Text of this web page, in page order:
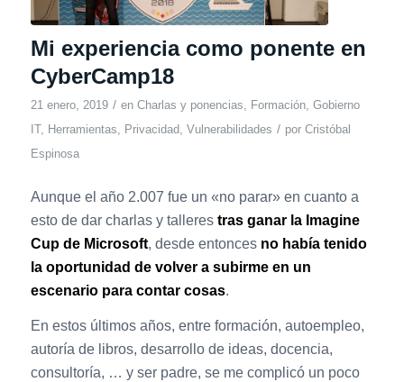
Mi experiencia como ponente en
CyberCamp18
21 enero, 2019 / en Charlas y ponencias, Formación, Gobierno
IT, Herramientas, Privacidad, Vulnerabilidades / por Cristóbal
Espinosa
Aunque el año 2.007 fue un «no parar» en cuanto a
esto de dar charlas y tallerestras ganar la Imagine
Cup de Microsoft, desde entonces no había tenido
la oportunidad de volver a subirme en un
escenario para contar cosas.
En estos últimos años, entre formación, autoempleo,
autoría de libros, desarrollo de ideas, docencia,
consultoría, … y ser padre, se me complicó un poco